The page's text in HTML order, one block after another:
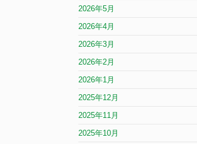
2026年5月
2026年4月
2026年3月
2026年2月
2026年1月
2025年12月
2025年11月
2025年10月